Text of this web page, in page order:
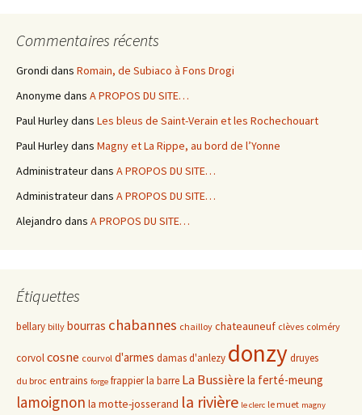
Commentaires récents
Grondi dans Romain, de Subiaco à Fons Drogi
Anonyme dans A PROPOS DU SITE…
Paul Hurleydans Les bleus de Saint-Verain et les Rochechouart
Paul Hurleydans Magny et La Rippe, au bord de l’Yonne
Administrateurdans A PROPOS DU SITE…
Administrateurdans A PROPOS DU SITE…
Alejandro dans A PROPOS DU SITE…
Étiquettes
bellary billy bourras chabannes chailloy chateauneuf clèves colméry
corvolcosne courvol d'armes damas d'anlezy donzydruyes
du broc entrains forge frappierla barre La Bussière la ferté-meung
lamoignon la motte-josserand la rivière le clerc le muet magny